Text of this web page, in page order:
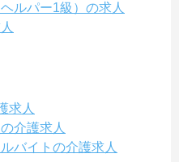
ルパー1級）の求人
求人
介護求人
バイトの介護求人